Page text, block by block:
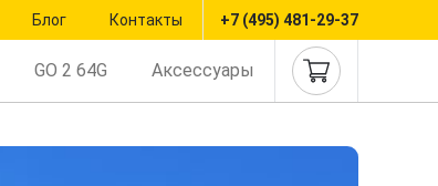
Блог Контакты +7 (495) 481-29-37
GO 2 64G Аксессуары